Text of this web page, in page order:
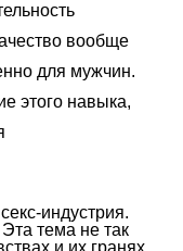
вообще
для мужчин.
этого навыка,
индустрия.
тема не так